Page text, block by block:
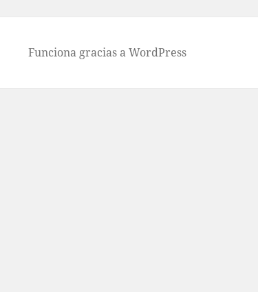
Funciona gracias a WordPress